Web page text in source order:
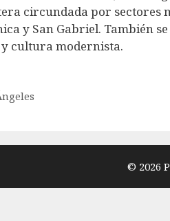
circundada por sectores
y San Gabriel. También
cultura modernista.
© 2026